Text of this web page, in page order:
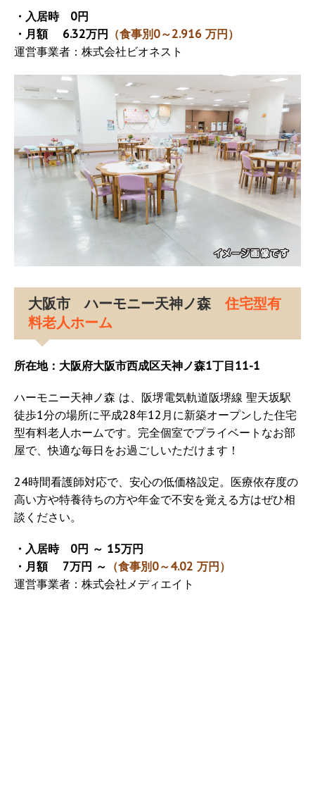
・入居時 0円
・月額 6.32万円
（食事別0～2.916 万円）
運営事業者：株式会社ビオネスト
大阪市 ハーモニー天神ノ森 住宅型有
料老人ホーム
所在地：大阪府大阪市西成区天神ノ森1丁目11-1
ハーモニー天神ノ森 は、阪堺電気軌道阪堺線 聖天坂駅
徒歩1分の場所に平成28年12月に新築オープンした住宅
型有料老人ホームです。完全個室でプライベートなお部
屋で、快適な毎日をお過ごしいただけます！
24時間看護師対応で、安心の低価格設定。医療依存度の
高い方や特養待ちの方や年金で不安を覚える方はぜひ相
談ください。
・入居時 0円 ～ 15万円
・月額 7万円 ～ （食事別0～4.02 万円）
運営事業者：株式会社メディエイト